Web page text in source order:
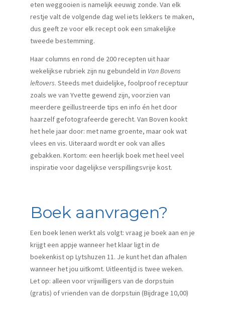
eten weggooien is namelijk eeuwig zonde. Van elk
restje valt de volgende dag wel iets lekkers te maken,
dus geeft ze voor elk recept ook een smakelijke
tweede bestemming.
Haar columns en rond de 200 recepten uit haar
wekelijkse rubriek zijn nu gebundeld in Van Bovens
leftovers. Steeds met duidelijke, foolproof receptuur
zoals we van Yvette gewend zijn, voorzien van
meerdere geïllustreerde tips en info én het door
haarzelf gefotografeerde gerecht. Van Boven kookt
het hele jaar door: met name groente, maar ook wat
vlees en vis. Uiteraard wordt er ook van alles
gebakken. Kortom: een heerlijk boek met heel veel
inspiratie voor dagelijkse verspillingsvrije kost.
Boek aanvragen?
Een boek lenen werkt als volgt: vraag je boek aan en je
krijgt een appje wanneer het klaar ligt in de
boekenkist op Lytshuzen 11. Je kunt het dan afhalen
wanneer het jou uitkomt. Uitleentijd is twee weken.
Let op: alleen voor vrijwilligers van de dorpstuin
(gratis) of vrienden van de dorpstuin (Bijdrage 10,00)